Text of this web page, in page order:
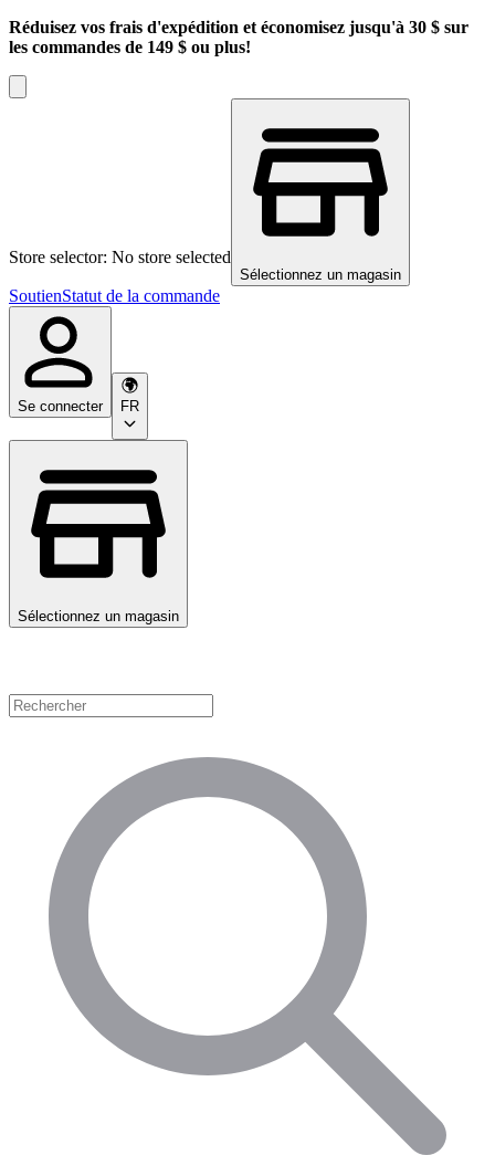
Réduisez vos frais d'expédition et économisez jusqu'à 30 $ sur
les commandes de 149 $ ou plus!
Store selector: No store selected
Sélectionnez un magasin
SoutienStatut de la commande
Se connecter FR
Sélectionnez un magasin